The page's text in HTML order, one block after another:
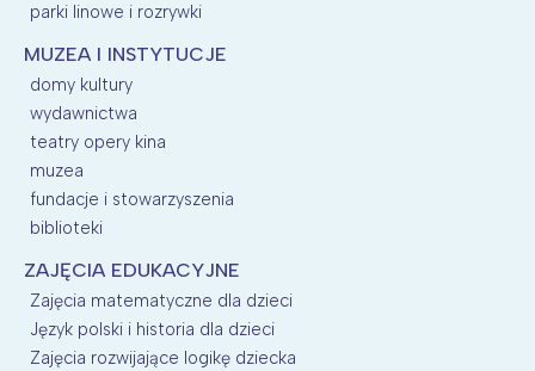
parki linowe i rozrywki
MUZEA I INSTYTUCJE
domy kultury
wydawnictwa
teatry opery kina
muzea
fundacje i stowarzyszenia
biblioteki
ZAJĘCIA EDUKACYJNE
Zajęcia matematyczne dla dzieci
Język polski i historia dla dzieci
Zajęcia rozwijające logikę dziecka